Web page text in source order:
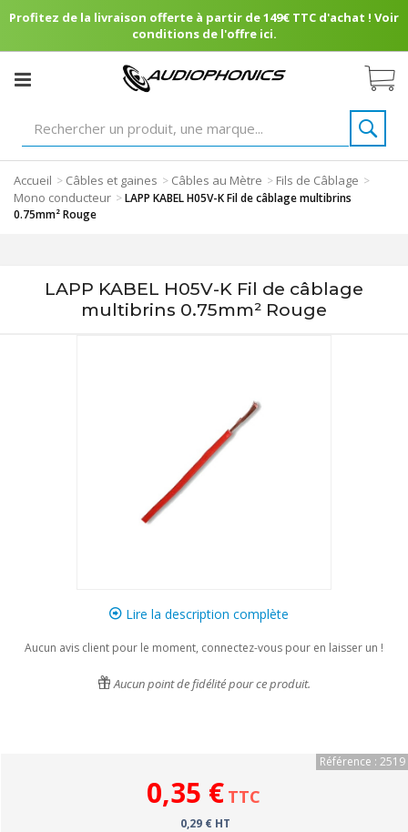
Profitez de la livraison offerte à partir de 149€ TTC d'achat ! Voir
conditions de l'offre ici.
Accueil > Câbles et gaines > Câbles au Mètre > Fils de Câblage >
Mono conducteur >LAPP KABEL H05V-K Fil de câblage multibrins
0.75mm² Rouge
LAPP KABEL H05V-K Fil de câblage
multibrins 0.75mm² Rouge
Lire la description complète
Aucun avis client pour le moment, connectez-vous pour en laisser un !
Aucun point de fidélité pour ce produit.
Référence : 2519
0,35 € TTC
0,29 € HT